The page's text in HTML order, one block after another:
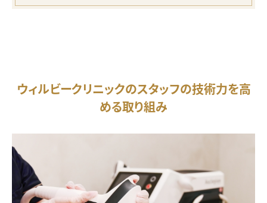
ウィルビークリニックのスタッフの技術力を高
める取り組み